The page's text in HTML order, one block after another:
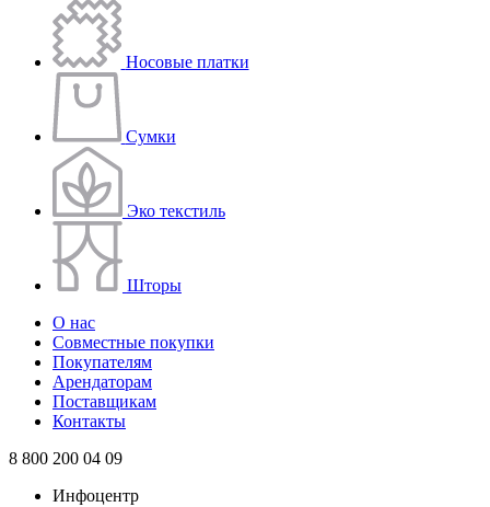
Носовые платки
Сумки
Эко текстиль
Шторы
О нас
Совместные покупки
Покупателям
Арендаторам
Поставщикам
Контакты
8 800 200 04 09
Инфоцентр